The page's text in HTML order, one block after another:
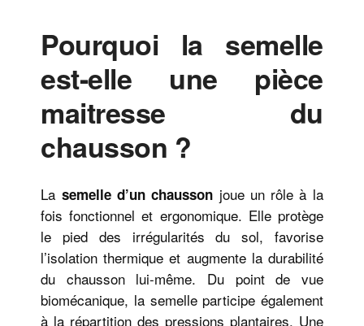
Pourquoi la semelle
est-elle une pièce
maitresse du
chausson ?
La semelle d’un chausson joue un rôle à la
fois fonctionnel et ergonomique. Elle protège
le pied des irrégularités du sol, favorise
l’isolation thermique et augmente la durabilité
du chausson lui-même. Du point de vue
biomécanique, la semelle participe également
à la répartition des pressions plantaires. Une